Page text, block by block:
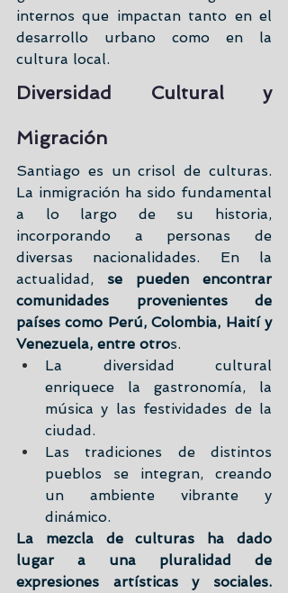
internos que impactan tanto en el
desarrollo urbano como en la
cultura local.
Diversidad Cultural y
Migración
Santiago es un crisol de culturas.
La inmigración ha sido fundamental
a lo largo de su historia,
incorporando a personas de
diversas nacionalidades. En la
actualidad, se pueden encontrar
comunidades provenientes de
países como Perú, Colombia, Haití y
Venezuela, entre otros.
La diversidad cultural
enriquece la gastronomía, la
música y las festividades de la
ciudad.
Las tradiciones de distintos
pueblos se integran, creando
un ambiente vibrante y
dinámico.
La mezcla de culturas ha dado
lugar a una pluralidad de
expresiones artísticas y sociales.